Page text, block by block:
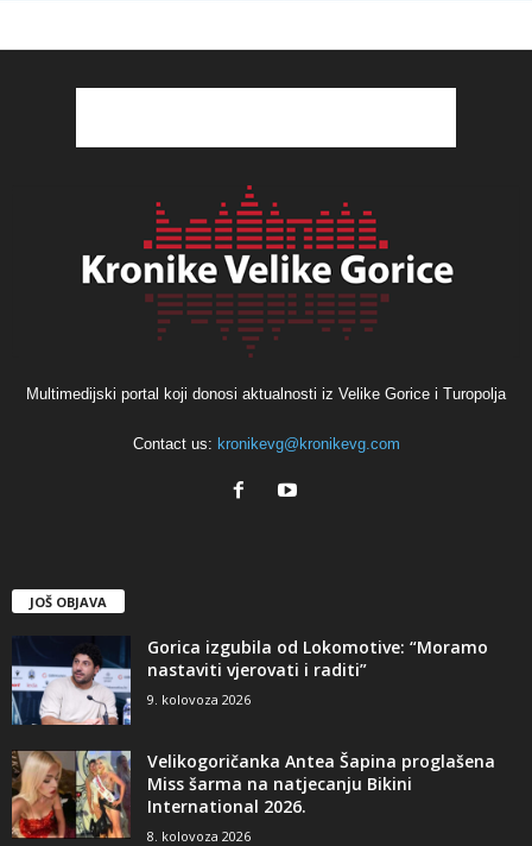
Multimedijski portal koji donosi aktualnosti iz Velike Gorice i Turopolja
Contact us: kronikevg@kronikevg.com
JOŠ OBJAVA
Gorica izgubila od Lokomotive: “Moramo
nastaviti vjerovati i raditi”
9. kolovoza 2026
Velikogoričanka Antea Šapina proglašena
Miss šarma na natjecanju Bikini
International 2026.
8. kolovoza 2026